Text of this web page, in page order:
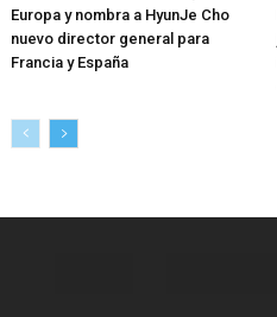
Europa y nombra a HyunJe Cho
nuevo director general para
Francia y España